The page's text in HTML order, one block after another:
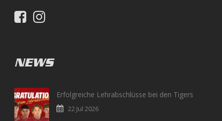
NEWS
Erfolgreiche Lehrabschlüsse bei den Tigers
22 Jul 2026